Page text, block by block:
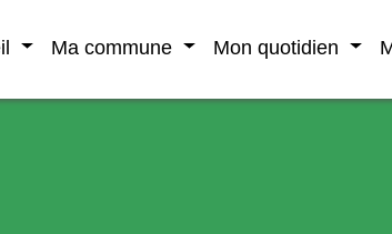
Ma commune Mon quotidien